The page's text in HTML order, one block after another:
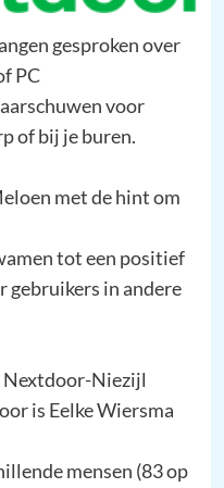
gesproken over
PC
voor
of bij je buren.
met de hint om
tot een positief
gebruikers in andere
Nextdoor-Niezijl
is Eelke Wiersma
mensen (83 op